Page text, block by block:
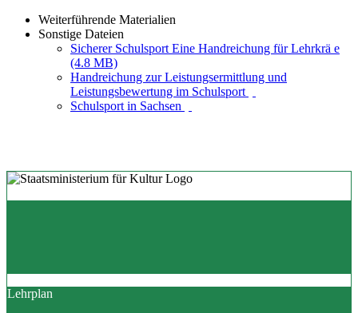
Weiterführende Materialien
Sonstige Dateien
Sicherer Schulsport Eine Handreichung für Lehrkrä e
(4.8 MB)
Handreichung zur Leistungsermittlung und
Leistungsbewertung im Schulsport
Schulsport in Sachsen
Lehrplan